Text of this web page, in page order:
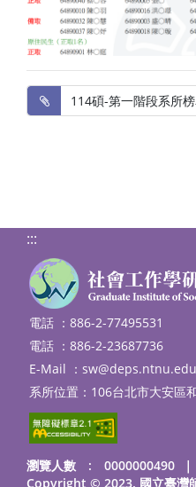
114碩-第一階段系所榜
:::
電話 ：886-2-77495531
電話 ：886-2-23687736
E-Mail ：
系所位置：106台北市大安區
瀏覽人數 : 0000000490 ｜
Copyright © 2023. 國立臺灣